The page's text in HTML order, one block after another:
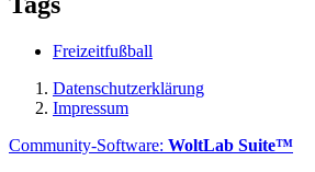
Freizeitfußball
Datenschutzerklärung
Impressum
Community-Software: WoltLab Suite™